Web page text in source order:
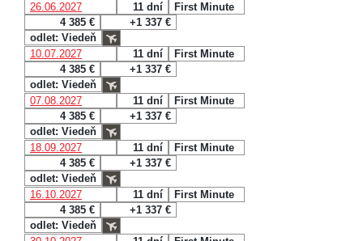
26.06.2027
11 dní
First Minute
4 385 €
+1 337 €
odlet: Viedeň
10.07.2027
11 dní
First Minute
4 385 €
+1 337 €
odlet: Viedeň
07.08.2027
11 dní
First Minute
4 385 €
+1 337 €
odlet: Viedeň
18.09.2027
11 dní
First Minute
4 385 €
+1 337 €
odlet: Viedeň
16.10.2027
11 dní
First Minute
4 385 €
+1 337 €
odlet: Viedeň